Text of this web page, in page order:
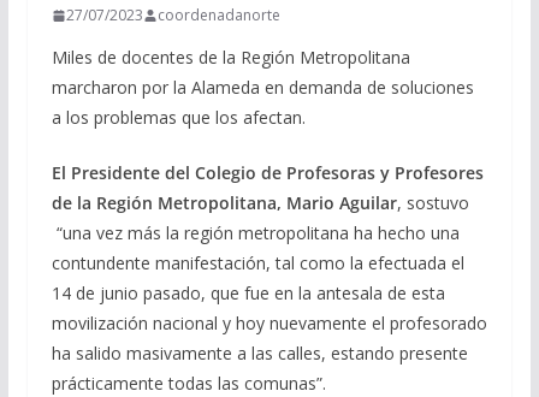
27/07/2023 coordenadanorte
Miles de docentes de la Región Metropolitana
marcharon por la Alameda en demanda de soluciones
a los problemas que los afectan.
El Presidente del Colegio de Profesoras y Profesores
de la Región Metropolitana, Mario Aguilar, sostuvo
“una vez más la región metropolitana ha hecho una
contundente manifestación, tal como la efectuada el
14 de junio pasado, que fue en la antesala de esta
movilización nacional y hoy nuevamente el profesorado
ha salido masivamente a las calles, estando presente
prácticamente todas las comunas”.